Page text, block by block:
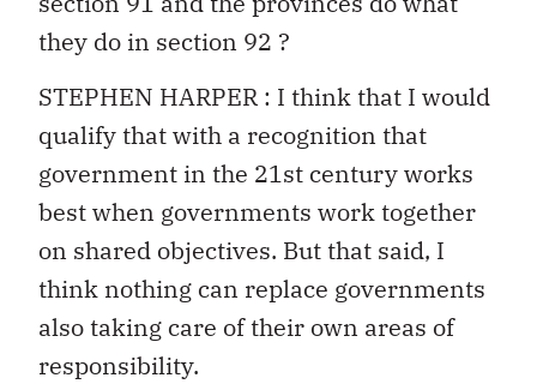
they do in section 92 ?
STEPHEN HARPER : I think that I would
qualify that with a recognition that
government in the 21st century works
best when governments work together
on shared objectives. But that said, I
think nothing can replace governments
also taking care of their own areas of
responsibility.